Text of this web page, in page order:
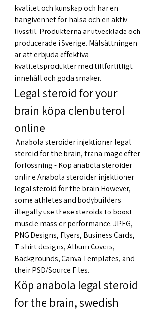
kvalitet och kunskap och har en
hängivenhet för hälsa och en aktiv
livsstil. Produkterna är utvecklade och
producerade i Sverige. Målsättningen
är att erbjuda effektiva
kvalitetsprodukter med tillförlitligt
innehåll och goda smaker.
Legal steroid for your
brain köpa clenbuterol
online
steroid for the brain, träna mage efter
förlossning - Köp anabola steroider
online Anabola steroider injektioner
legal steroid for the brain However,
some athletes and bodybuilders
illegally use these steroids to boost
muscle mass or performance. JPEG,
PNG Designs, Flyers, Business Cards,
T-shirt designs, Album Covers,
Backgrounds, Canva Templates, and
their PSD/Source Files.
Köp anabola legal steroid
for the brain, swedish